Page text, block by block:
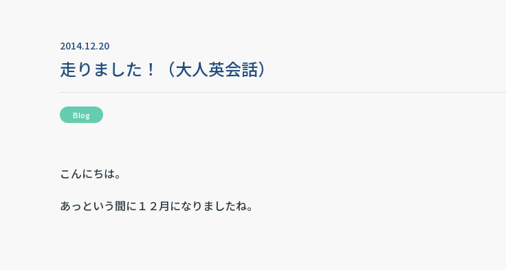
2014.12.20
走りました！（大人英会話）
Blog
こんにちは。
あっという間に１２月になりましたね。